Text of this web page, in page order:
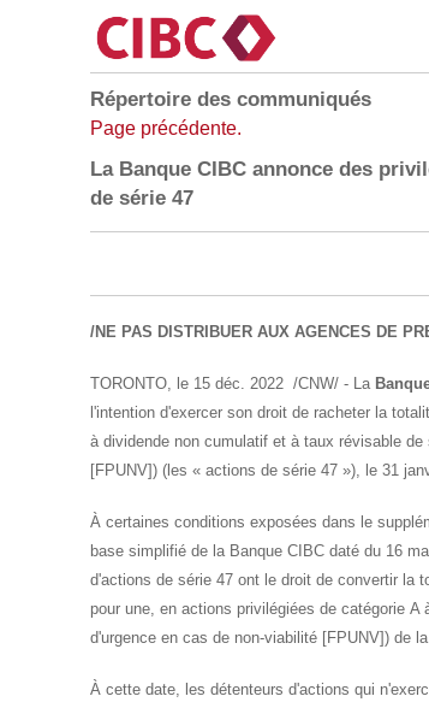
Répertoire des communiqués
Page précédente.
La Banque CIBC annonce des
de série 47
/NE PAS DISTRIBUER AUX AGENCES DE
TORONTO, le 15 déc. 2022 /CNW/ - La
l'intention d'exercer son droit de racheter la
à dividende non cumulatif et à taux révisable
[FPUNV]) (les « actions de série 47 »), le 31
À certaines conditions exposées dans le
base simplifié de la Banque CIBC daté du 16
d'actions de série 47 ont le droit de convertir la
pour une, en actions privilégiées de catégorie
d'urgence en cas de non-viabilité [FPUNV]) de
À cette date, les détenteurs d'actions qui